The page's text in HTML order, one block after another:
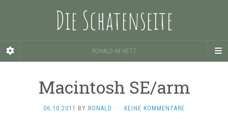
Die Schatenseite
RONALD IM NETZ
Macintosh SE/arm
06.10.2011 BY RONALD · KEINE KOMMENTARE